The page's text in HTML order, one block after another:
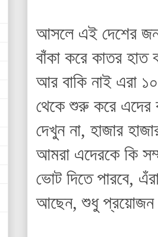
আসলে এই দেশের
বাঁকা করে কাতর
আর বাকি নাই এরা
থেকে শুরু করে এদের
দেখুন না, হাজার
আমরা এদেরকে কি
ভোট দিতে পারবে,
আছেন, শুধু প্রয়োজন